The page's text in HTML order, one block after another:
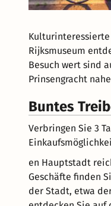
Rijksmuseum
Besuch wert sind
Prinsengracht
Buntes
Verbringen Sie 3
en Hauptstadt
Geschäfte finden
der Stadt, etwa